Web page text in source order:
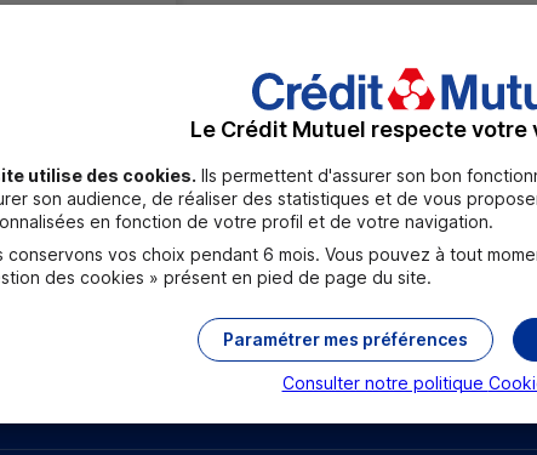
18h00
Toutes les localités
Trouver un point relais Sourds et
Le Crédit Mutuel respecte votre
utilise des cookies. Ils permettent d'assurer son bon
son audience, de réaliser des statistiques et de vous
en fonction de votre profil et de votre navigation.
conservons vos choix pendant 6 mois. Vous pouvez à tout
des cookies » présent en pied de page du site.
Paramétrer mes préférences
Consulter notre politique